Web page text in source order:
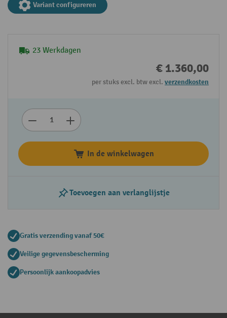
Variant configureren
23 Werkdagen
€ 1.360,00
per stuks excl. btw excl. verzendkosten
In de winkelwagen
Toevoegen aan verlanglijstje
Gratis verzending vanaf 50€
Veilige gegevensbescherming
Persoonlijk aankoopadvies